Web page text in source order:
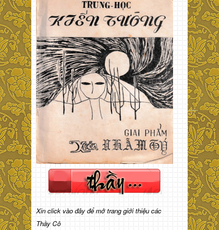
Xin click vào đây để mở trang giới thiệu các
Thầy Cô